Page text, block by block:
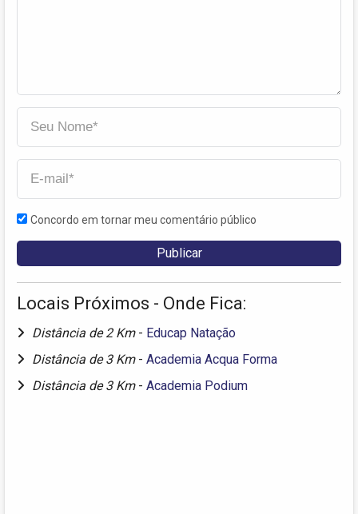
Concordo em tornar meu comentário público
Locais Próximos - Onde Fica:
Distância de 2 Km - Educap Natação
Distância de 3 Km - Academia Acqua Forma
Distância de 3 Km - Academia Podium